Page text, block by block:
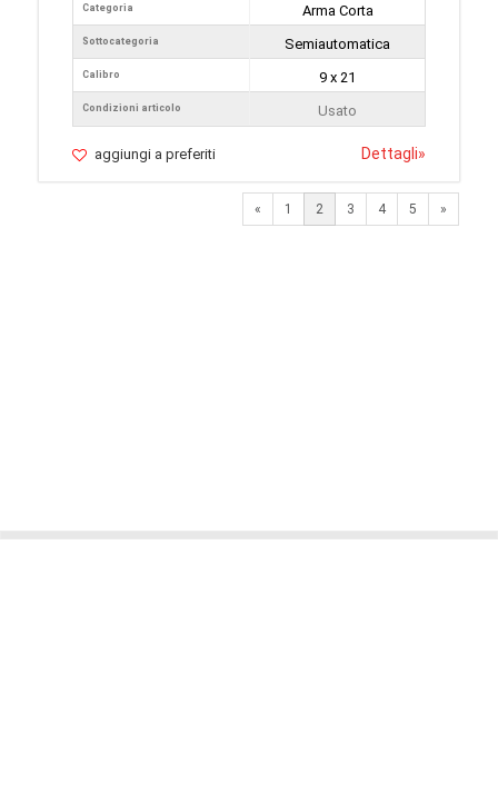
Categoria
Sottocategoria
Calibro
Condizioni articolo
Arma Corta
Semiautomatica
9 x 21
Usato
aggiungi a preferiti Dettagli»
« Previous
1 2 3 4 5 »